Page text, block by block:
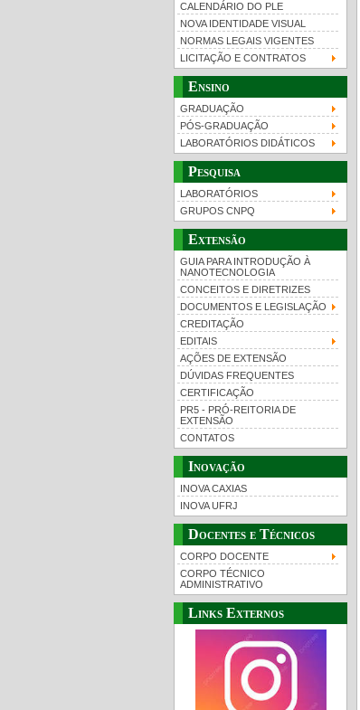
CALENDÁRIO DO PLE
NOVA IDENTIDADE VISUAL
NORMAS LEGAIS VIGENTES
LICITAÇÃO E CONTRATOS
Ensino
GRADUAÇÃO
PÓS-GRADUAÇÃO
LABORATÓRIOS DIDÁTICOS
Pesquisa
LABORATÓRIOS
GRUPOS CNPQ
Extensão
GUIA PARA INTRODUÇÃO À
NANOTECNOLOGIA
CONCEITOS E DIRETRIZES
DOCUMENTOS E LEGISLAÇÃO
CREDITAÇÃO
EDITAIS
AÇÕES DE EXTENSÃO
DÚVIDAS FREQUENTES
CERTIFICAÇÃO
PR5 - PRÓ-REITORIA DE
EXTENSÃO
CONTATOS
Inovação
INOVA CAXIAS
INOVA UFRJ
Docentes e Técnicos
CORPO DOCENTE
CORPO TÉCNICO
ADMINISTRATIVO
Links Externos